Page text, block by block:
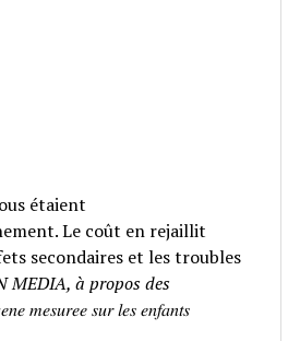
étaient
Le coût en rejaillit
secondaires et les troubles
MEDIA, à propos des
𝑚𝑒𝑠𝑢𝑟𝑒𝑒 𝑠𝑢𝑟 𝑙𝑒𝑠 𝑒𝑛𝑓𝑎𝑛𝑡𝑠